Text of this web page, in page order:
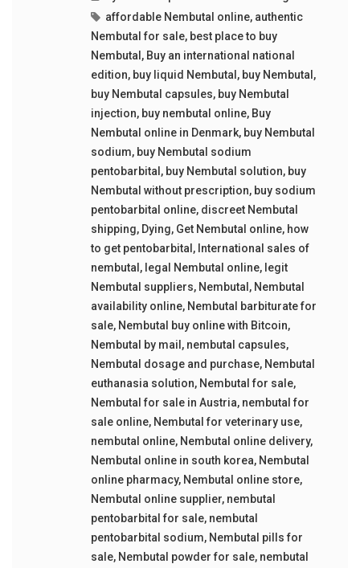
affordable Nembutal online, authentic
Nembutal for sale, best place to buy
Nembutal , Buy an international national
edition, buy liquid Nembutal , buy Nembutal ,
buy Nembutal capsules, buy Nembutal
injection, buy nembutal online, Buy
Nembutal online in Denmark, buy Nembutal
sodium, buy Nembutal sodium
pentobarbital , buy Nembutal solution, buy
Nembutal without prescription, buy sodium
pentobarbital online, discreet Nembutal
shipping, Dying, Get Nembutal online, how
to get pentobarbital , International sales of
nembutal , legal Nembutal online, legit
Nembutal suppliers, Nembutal , Nembutal
availability online, Nembutal barbiturate for
sale, Nembutal buy online with Bitcoin,
Nembutal by mail , nembutal capsules,
Nembutal dosage and purchase, Nembutal
euthanasia solution, Nembutal for sale,
Nembutal for sale in Austria, nembutal for
sale online, Nembutal for veterinary use,
nembutal online, Nembutal online delivery,
Nembutal online in south korea, Nembutal
online pharmacy, Nembutal online store,
Nembutal online supplier, nembutal
pentobarbital for sale, nembutal
pentobarbital sodium, Nembutal pills for
sale, Nembutal powder for sale, nembutal